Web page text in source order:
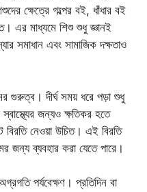
ক্ষেত্রে গল্পের বই, ধাঁধার বই
এর মাধ্যমে শিশু শুধু জ্ঞানই
সমাধান এবং সামাজিক দক্ষতাও
গুরুত্ব। দীর্ঘ সময় ধরে পড়া শুধু
জন্যও ক্ষতিকর হতে
নেওয়া উচিত। এই বিরতি
জন্য ব্যবহার করা যেতে পারে।
পর্যবেক্ষণ। প্রতিদিন বা